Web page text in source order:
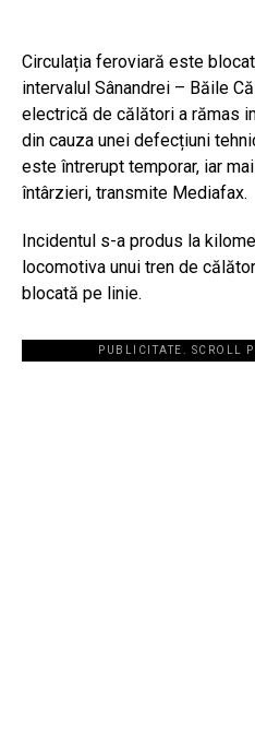
Circulația feroviară este
intervalul Sânandrei – Băile
electrică de călători a rămas
din cauza unei defecțiuni
este întrerupt temporar, iar
întârzieri, transmite Mediafax.
Incidentul s-a produs la
locomotiva unui tren de
blocată pe linie.
PUBLICITATE. SCROLL